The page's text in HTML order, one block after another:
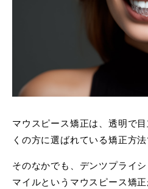
マウスピース矯正は、透明で
くの方に選ばれている矯正方法
そのなかでも、デンツプライ
マイルというマウスピース矯